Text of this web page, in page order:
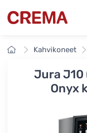
Crema
EtusivuKahvikoneet
Jura J10
Onyx